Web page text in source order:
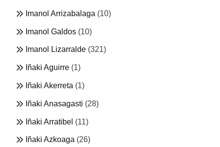
Imanol Arrizabalaga (10)
Imanol Galdos (10)
Imanol Lizarralde (321)
Iñaki Aguirre (1)
Iñaki Akerreta (1)
Iñaki Anasagasti (28)
Iñaki Arratibel (11)
Iñaki Azkoaga (26)